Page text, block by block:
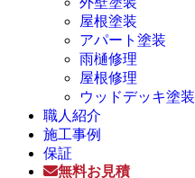
屋根塗装
アパート塗装
雨樋修理
屋根修理
ウッドデッキ塗装
職人紹介
施工事例
保証
無料お見積